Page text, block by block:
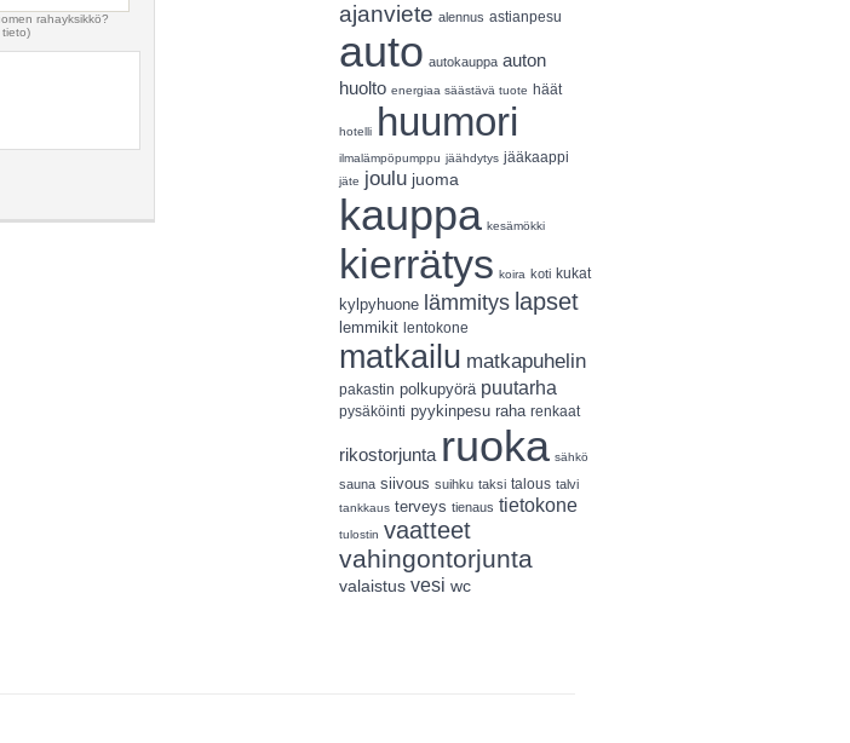
rahayksikkö?
tieto)
ajanviete alennus astianpesu
auto autokauppa auton
huolto energiaa säästävä tuote häät
hotelli huumori
ilmalämpöpumppu jäähdytys jääkaappi
jäte joulu juoma
kauppa kesämökki
kierrätys koira koti kukat
kylpyhuone lämmitys lapset
lemmikit lentokone
matkailu matkapuhelin
pakastin polkupyörä puutarha
pysäköinti pyykinpesu raha renkaat
rikostorjunta ruoka sähkö
sauna siivous suihku taksi talous talvi
tankkaus terveys tienaus tietokone
tulostin vaatteet
vahingontorjunta
valaistus vesi wc